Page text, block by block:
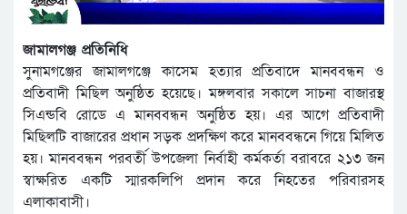
জামালগঞ্জ প্রতিনিধি
সুনামগঞ্জের জামালগঞ্জে কাসেম হত্যার প্রতিবাদে মানববন্ধন ও
প্রতিবাদী মিছিল অনুষ্ঠিত হয়েছে। মঙ্গলবার সকালে সাচনা বাজারস্থ
সিএন্ডবি রোডে এ মানববন্ধন অনুষ্ঠিত হয়। এর আগে প্রতিবাদী
মিছিলটি বাজারের প্রধান সড়ক প্রদক্ষিণ করে মানববন্ধনে গিয়ে মিলিত
হয়। মানববন্ধন পরবর্তী উপজেলা নির্বাহী কর্মকর্তা বরাবরে ২১৩ জন
স্বাক্ষরিত একটি স্মারকলিপি প্রদান করে নিহতের পরিবারসহ
এলাকাবাসী।